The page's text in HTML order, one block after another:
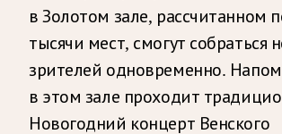
в Золотом зале, рассчитанном
тысячи мест, смогут собраться
зрителей одновременно.
в этом зале проходит
Новогодний концерт Венского